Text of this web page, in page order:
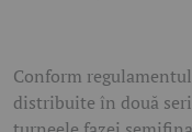
Conform
distribuite în două